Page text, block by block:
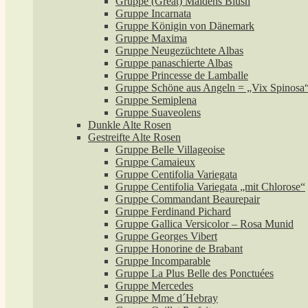
Gruppe Incarnata
Gruppe Königin von Dänemark
Gruppe Maxima
Gruppe Neugezüchtete Albas
Gruppe panaschierte Albas
Gruppe Princesse de Lamballe
Gruppe Schöne aus Angeln = „Vix
Gruppe Semiplena
Gruppe Suaveolens
Dunkle Alte Rosen
Gestreifte Alte Rosen
Gruppe Belle Villageoise
Gruppe Camaieux
Gruppe Centifolia Variegata
Gruppe Centifolia Variegata „mit Chlorose“
Gruppe Commandant Beaurepair
Gruppe Ferdinand Pichard
Gruppe Gallica Versicolor – Rosa Munid
Gruppe Georges Vibert
Gruppe Honorine de Brabant
Gruppe Incomparable
Gruppe La Plus Belle des Ponctuées
Gruppe Mercedes
Gruppe Mme d´Hebray